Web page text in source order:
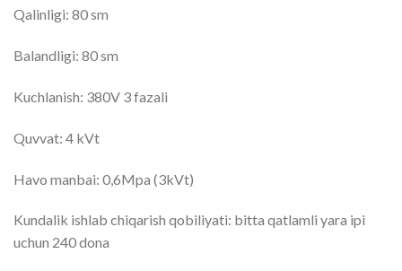
Qalinligi: 80 sm
Balandligi: 80 sm
Kuchlanish: 380V 3 fazali
Quvvat: 4 kVt
Havo manbai: 0,6Mpa (3kVt)
Kundalik ishlab chiqarish qobiliyati: bitta qatlamli yara ipi
uchun 240 dona